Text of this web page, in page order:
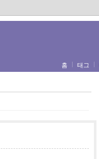
홈 태그